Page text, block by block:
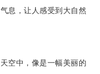
，让人感受到大自然
中，像是一幅美丽的